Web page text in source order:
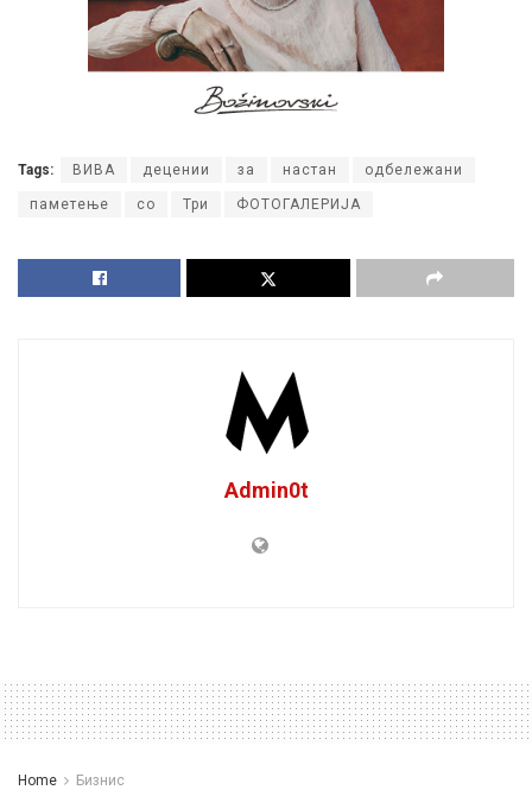
Tags: ВИВА децении за настан одбележани
паметење со Три ФОТОГАЛЕРИЈА
Admin0t
Home Бизнис